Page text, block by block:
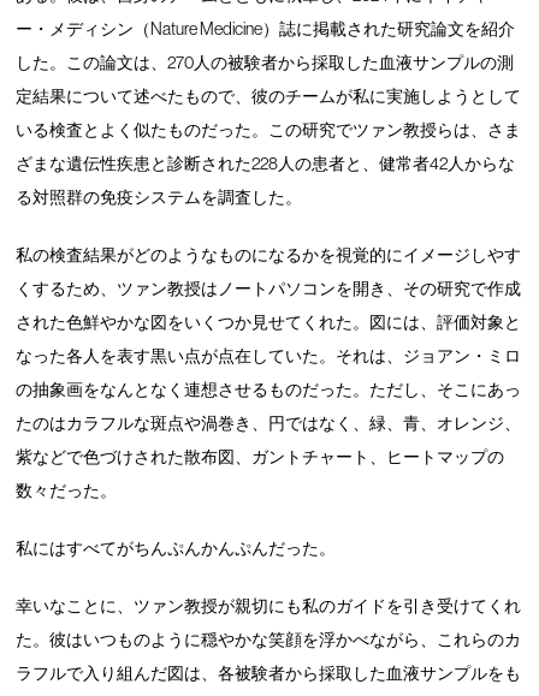
ー・メディシン（Nature Medicine）誌に掲載された研究論文を紹介
した。この論文は、270人の被験者から採取した血液サンプルの測
定結果について述べたもので、彼のチームが私に実施しようとして
いる検査とよく似たものだった。この研究でツァン教授らは、さま
ざまな遺伝性疾患と診断された228人の患者と、健常者42人からな
る対照群の免疫システムを調査した。
私の検査結果がどのようなものになるかを視覚的にイメージしやす
くするため、ツァン教授はノートパソコンを開き、その研究で作成
された色鮮やかな図をいくつか見せてくれた。図には、評価対象と
なった各人を表す黒い点が点在していた。それは、ジョアン・ミロ
の抽象画をなんとなく連想させるものだった。ただし、そこにあっ
たのはカラフルな斑点や渦巻き、円ではなく、緑、青、オレンジ、
紫などで色づけされた散布図、ガントチャート、ヒートマップの
数々だった。
私にはすべてがちんぷんかんぷんだった。
幸いなことに、ツァン教授が親切にも私のガイドを引き受けてくれ
た。彼はいつものように穏やかな笑顔を浮かべながら、これらのカ
ラフルで入り組んだ図は、各被験者から採取した血液サンプルをも